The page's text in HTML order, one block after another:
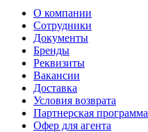
О компании
Сотрудники
Документы
Бренды
Реквизиты
Вакансии
Доставка
Условия возврата
Партнерская программа
Офер для агента